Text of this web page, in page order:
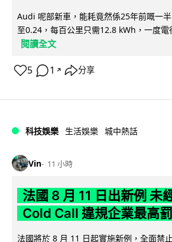
Audi 呢部新車，能耗竟然係25年前嘅一
至0.24，每百公里只需12.8 kWh，一度
閱讀全文
5 1 ↗ 分享
科技娛樂 生活娛樂 城中熱話
Vin 11 小時
法國 8 月 11 日出新例 未
Cold Call 違規企業最高
法國將於 8 月 11 日起實施新例，全面禁